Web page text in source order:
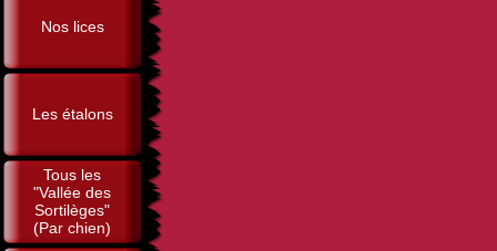
Nos lices
Les étalons
Tous les
"Vallée des
Sortilèges"
(Par chien)